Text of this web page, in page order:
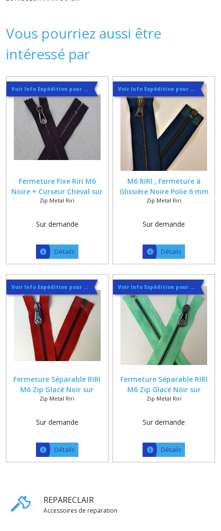
Vous pourriez aussi être
intéressé par
Voir Info Expédition pour Régler les Frais de Port au Meilleur Prix , En haut d'ecran à Droite
Fermeture Fixe Riri M6
Noire + Curseur Cheval sur
Mesure jusqu'à 20 cm
Zip Metal Riri
Sur demande
Détails
Voir Info Expédition pour Régler les Frais de Port au Meilleur Prix , En haut d'ecran à Droite
M6 RIRI , Fermeture à
Glissière Noire Polie 6 mm
sur Ruban Bleu foncé Coton
Zip Metal Riri
Sur demande
Détails
Voir Info Expédition pour Régler les Frais de Port au Meilleur Prix , En haut d'ecran à Droite
Fermeture Séparable RIRI
M6 Zip Glacé Noir sur
Ruban Polycoton Grenat +
Zip Metal Riri
Sur demande
Détails
Voir Info Expédition pour Régler les Frais de Port au Meilleur Prix , En haut d'ecran à Droite
Fermeture Séparable RIRI
M6 Zip Glacé Noir sur
Ruban Polycoton Vert +
Zip Metal Riri
Sur demande
Détails
REPARECLAIR
Accessoires de reparation